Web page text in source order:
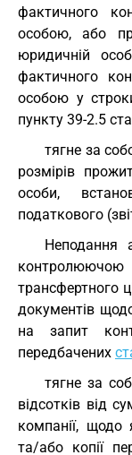
фактичного
особою, або
юридичній
фактичного
особою у
пункту 39-2.5
тягне за
розмірів
особи,
податкового
Неподання
трансфертного
документів
на запит
передбачених
тягне за
відсотків від
компанії,
та/або копії